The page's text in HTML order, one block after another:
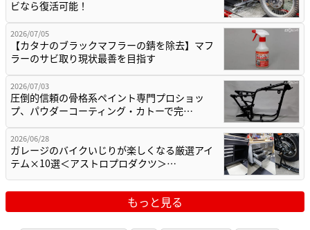
ビなら復活可能！
2026/07/05
【カタナのブラックマフラーの錆を除去】マフ
ラーのサビ取り現状最善を目指す
2026/07/03
圧倒的信頼の骨格系ペイント専門プロショッ
プ、パウダーコーティング・カトーで完…
2026/06/28
ガレージのバイクいじりが楽しくなる厳選アイ
テム×10選＜アストロプロダクツ＞…
もっと見る